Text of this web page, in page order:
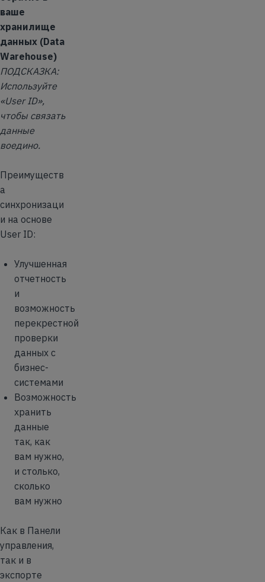
ваше
хранилище
данных (Data
Warehouse)
ПОДСКАЗКА:
Используйте
«User ID»,
чтобы связать
данные
воедино.
Преимуществ
а
синхронизаци
и на основе
User ID:
Улучшенная
отчетность
и
возможность
перекрестной
проверки
данных с
бизнес-
системами
Возможность
хранить
данные
так, как
вам нужно,
и столько,
сколько
вам нужно
Как в Панели
управления,
так и в
экспорте